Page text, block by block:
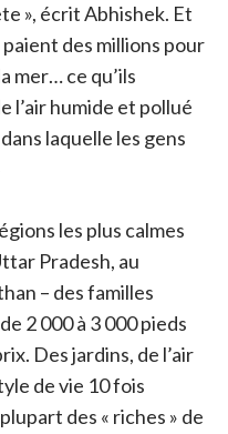
», écrit Abhishek. Et
paient des millions pour
mer… ce qu’ils
l’air humide et pollué
laquelle les gens
les plus calmes
Pradesh, au
– des familles
2 000 à 3 000 pieds
Des jardins, de l’air
de vie 10 fois
des « riches » de